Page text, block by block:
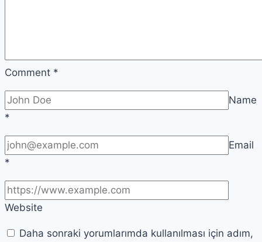
Comment *
Name
*
Email
*
Website
Daha sonraki yorumlarımda kullanılması için adım,